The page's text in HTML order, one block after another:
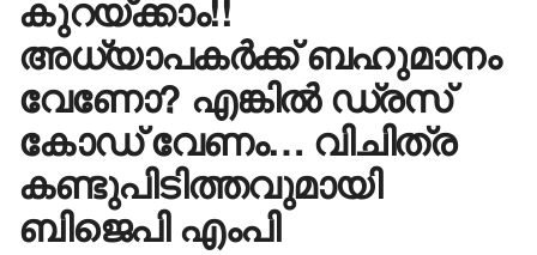
അധ്യാപകർക്ക് ബഹുമാനം
വേണോ? എങ്കിൽ ഡ്രസ്
കോഡ് വേണം… വിചിത്ര
കണ്ടുപിടിത്തവുമായി
ബിജെപി എംപി